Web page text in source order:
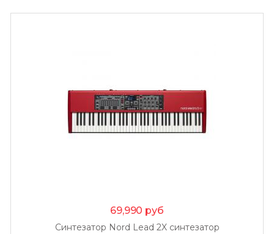
69,990 руб
Синтезатор Nord Lead 2X синтезатор